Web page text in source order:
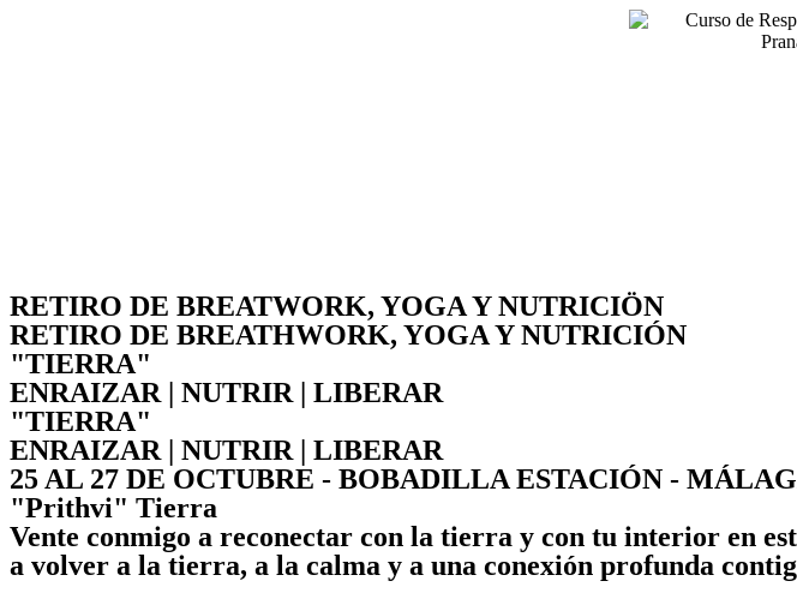
RETIRO DE BREATWORK, YOGA Y NUTRICIÖN
RETIRO DE BREATHWORK, YOGA Y NUTRICIÓN
"TIERRA"
ENRAIZAR | NUTRIR | LIBERAR
"TIERRA"
ENRAIZAR | NUTRIR | LIBERAR
25 AL 27 DE OCTUBRE - BOBADILLA ESTACIÓN -
"Prithvi" Tierra
Vente conmigo a reconectar con la tierra y con tu interior en
a volver a la tierra, a la calma y a una conexión profunda